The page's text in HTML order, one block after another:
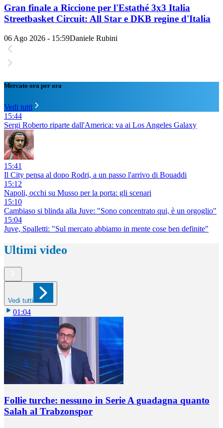
Gran finale a Riccione per l'Estathé 3x3 Italia
Streetbasket Circuit: All Star e DKB regine d'Italia
06 Ago 2026 - 15:59Daniele Rubini
Mercato ora per ora
Vedi tutti
15:44
Sergi Roberto riparte dall'America: va ai Los Angeles Galaxy
15:41
Il City pensa al dopo Rodri, a un passo l'arrivo di Bouaddi
15:12
Napoli, occhi su Musso per la porta: gli scenari
15:10
Cambiaso si blinda alla Juve: "Sono concentrato qui, è un orgoglio"
15:04
Juve, Spalletti: "Sul mercato abbiamo in mente cose ben definite"
Ultimi video
Vedi tutti
01:04
Follie turche: nessuno in Serie A guadagna quanto
Salah al Trabzonspor